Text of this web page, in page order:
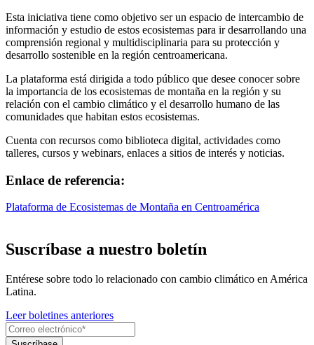
Esta iniciativa tiene como objetivo ser un espacio de intercambio de
información y estudio de estos ecosistemas para ir desarrollando una
comprensión regional y multidisciplinaria para su protección y
desarrollo sostenible en la región centroamericana.
La plataforma está dirigida a todo público que desee conocer sobre
la importancia de los ecosistemas de montaña en la región y su
relación con el cambio climático y el desarrollo humano de las
comunidades que habitan estos ecosistemas.
Cuenta con recursos como biblioteca digital, actividades como
talleres, cursos y webinars, enlaces a sitios de interés y noticias.
Enlace de referencia:
Plataforma de Ecosistemas de Montaña en Centroamérica
Suscríbase a nuestro boletín
Entérese sobre todo lo relacionado con cambio climático en América
Latina.
Leer boletines anteriores